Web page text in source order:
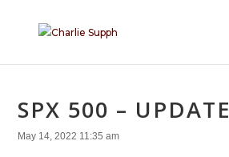
SPX 500 – UPDATE
May 14, 2022 11:35 am